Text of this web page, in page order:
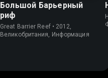
Большой Барьерный
риф
Great Barrier Reef • 2012,
Великобритания, Информация